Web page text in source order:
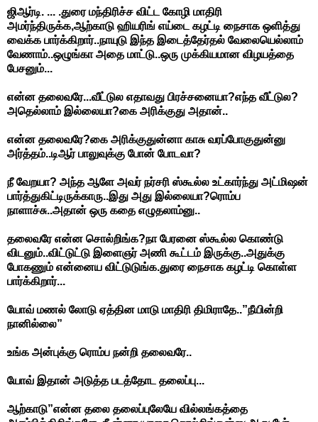
ஜிஆர்டி. ... .துரை மந்திரிச்ச விட்ட கோழி மாதிரி
அமர்ந்திருக்க,ஆற்காடு ஹியரிங் எய்டை கழட்டி நைசாக ஒளித்து
வைக்க பார்க்கிறார்..நாயுடு இந்த இடைத்தேர்தல் வேலையெல்லாம்
வேணாம்..ஒழுங்கா அதை மாட்டு..ஒரு முக்கியமான விழயத்தை
பேசனும்...
என்ன தலைவரே...வீட்டுல எதாவது பிரச்சனையா?எந்த வீட்டுல?
அதெல்லாம் இல்லையா?கை அரிக்குது அதான்..
என்ன தலைவரே?கை அரிக்குதுன்னா காசு வரப்போகுதுன்னு
அர்த்தம்..டிஆர் பாலுவுக்கு போன் போடவா?
நீ வேறயா? அந்த ஆளே அவர் நர்சரி ஸ்கூல்ல உட்கார்ந்து அட்மிஷன்
பார்த்துகிட்டிருக்காரு..இது அது இல்லையா?ரொம்ப
நாளாச்சு..அதான் ஒரு கதை எழுதலாம்னு..
தலைவரே என்ன சொல்றிங்க?நா பேரனை ஸ்கூல்ல கொண்டு
விடனும்..விட்டுட்டு இளைஞர் அணி கூட்டம் இருக்கு..அதுக்கு
போகணும் என்னைய விட்டுடுங்க.துரை நைசாக கழட்டி கொள்ள
பார்க்கிறார்...
யோவ் மணல் லோடு ஏத்தின மாடு மாதிரி திமிராதே..”நீயின்றி
நானில்லை”
உங்க அன்புக்கு ரொம்ப நன்றி தலைவரே..
யோவ் இதான் அடுத்த படத்தோட தலைப்பு...
ஆற்காடு”என்ன தலை தலைப்புலேயே வில்லங்கத்தை